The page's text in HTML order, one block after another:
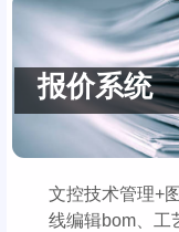
报价系统
文控技术管理+
线编辑bom、工